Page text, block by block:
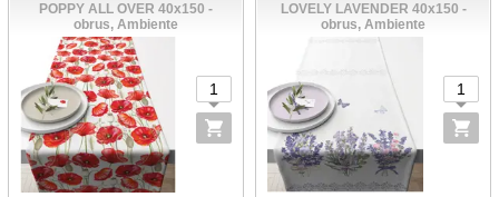
POPPY ALL OVER 40x150 -
obrus, Ambiente
LOVELY LAVENDER 40x150 -
obrus, Ambiente